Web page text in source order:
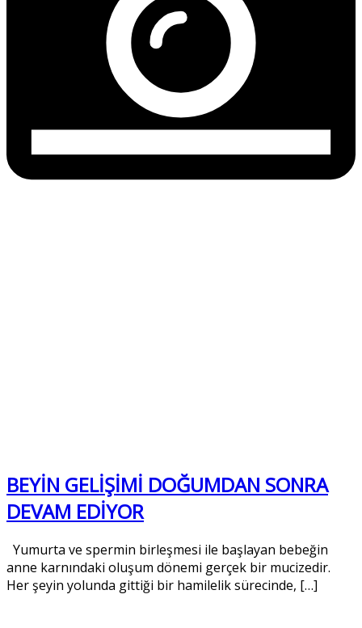
BEYİN GELİŞİMİ DOĞUMDAN SONRA
DEVAM EDİYOR
Yumurta ve spermin birleşmesi ile başlayan bebeğin
anne karnındaki oluşum dönemi gerçek bir mucizedir.
Her şeyin yolunda gittiği bir hamilelik sürecinde, […]